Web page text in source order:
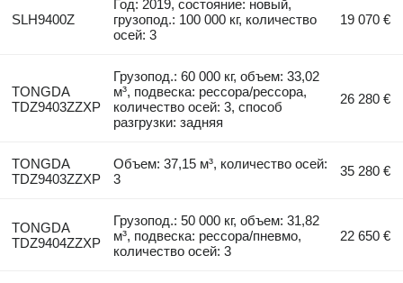
SLH9400Z
Год: 2019, состояние: новый,
грузопод.: 100 000 кг, количество
осей: 3
19 070 €
TONGDA
TDZ9403ZZXP
Грузопод.: 60 000 кг, объем: 33,02
м³, подвеска: рессора/рессора,
количество осей: 3, способ
разгрузки: задняя
26 280 €
TONGDA
TDZ9403ZZXP
Объем: 37,15 м³, количество осей:
3
35 280 €
TONGDA
TDZ9404ZZXP
Грузопод.: 50 000 кг, объем: 31,82
м³, подвеска: рессора/пневмо,
количество осей: 3
22 650 €